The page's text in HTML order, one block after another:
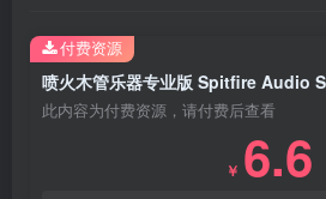
此内容为付费资源，请付费后查看
￥ 6.6
付费资源